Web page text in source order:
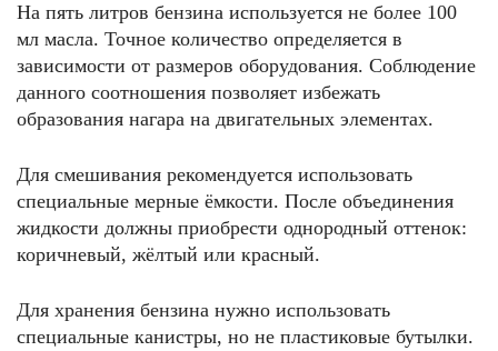
На пять литров бензина используется не более 100
мл масла. Точное количество определяется в
зависимости от размеров оборудования. Соблюдение
данного соотношения позволяет избежать
образования нагара на двигательных элементах.
Для смешивания рекомендуется использовать
специальные мерные ёмкости. После объединения
жидкости должны приобрести однородный оттенок:
коричневый, жёлтый или красный.
Для хранения бензина нужно использовать
специальные канистры, но не пластиковые бутылки.